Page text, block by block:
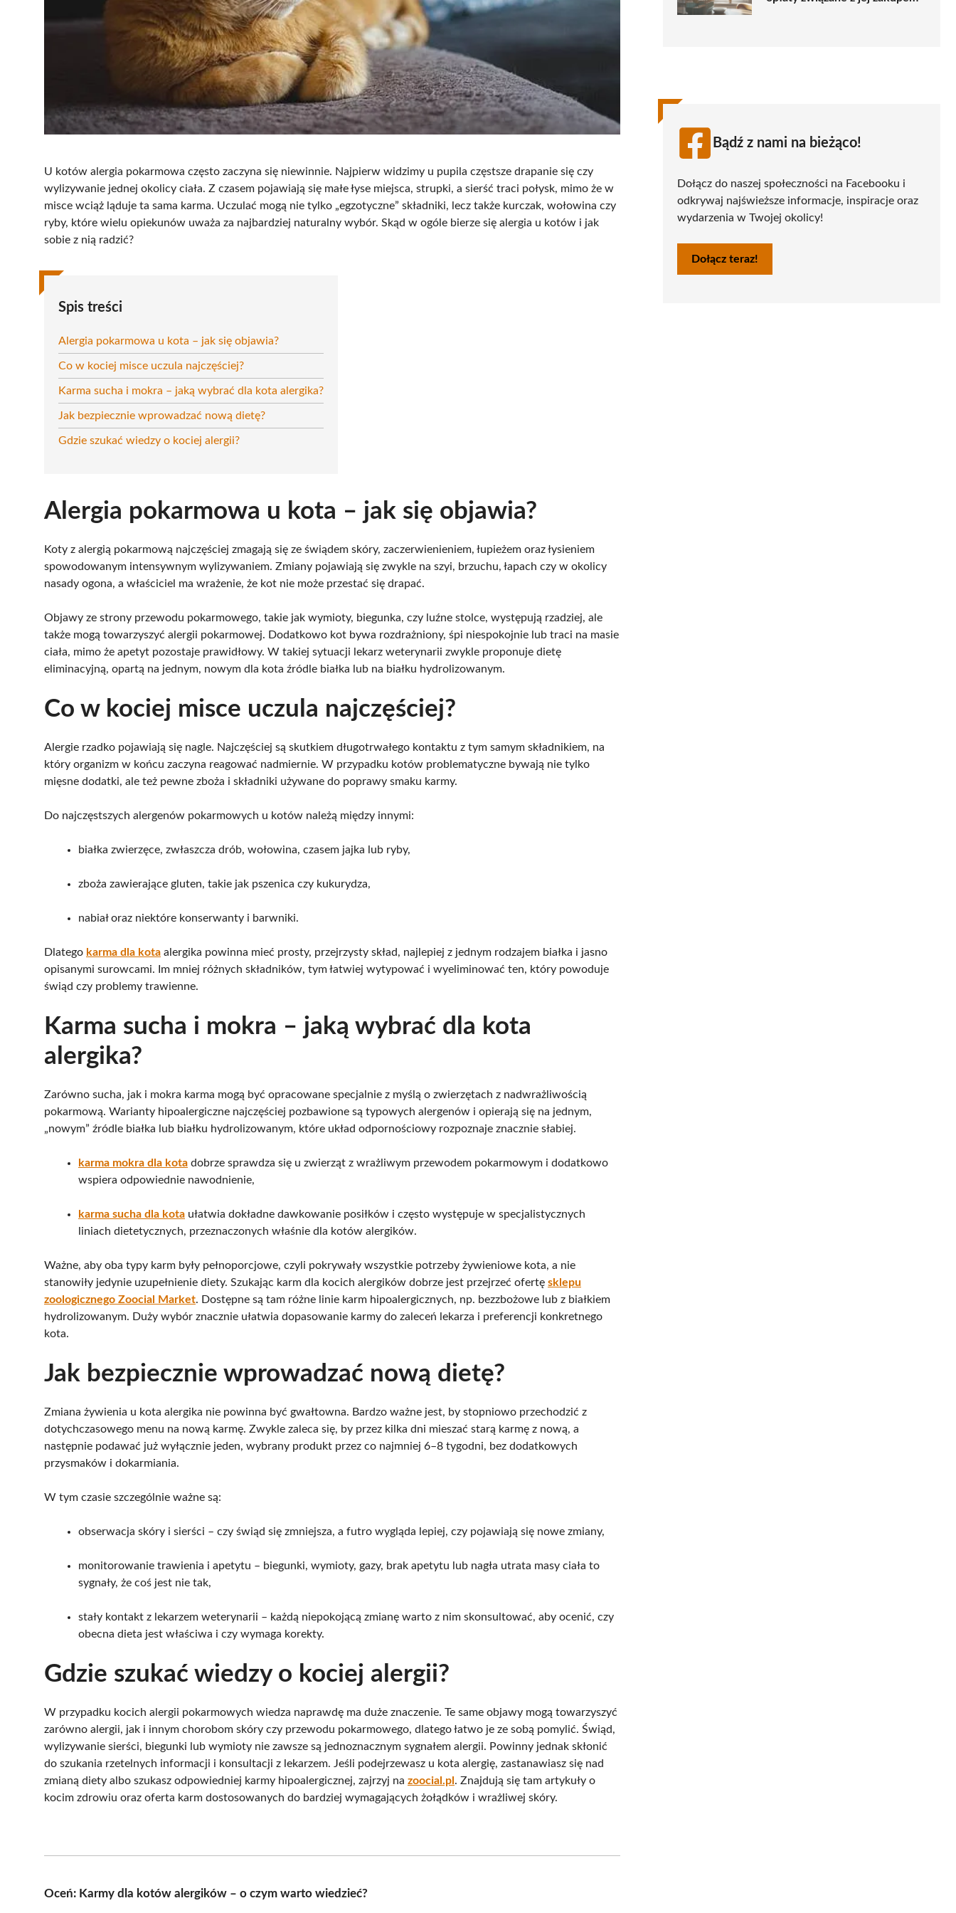
U kotów alergia pokarmowa często zaczyna się niewinnie. Najpierw widzimy u pupila częstsze drapanie się czy
wylizywanie jednej okolicy ciała. Z czasem pojawiają się małe łyse miejsca, strupki, a sierść traci połysk, mimo że w
misce wciąż ląduje ta sama karma. Uczulać mogą nie tylko „egzotyczne” składniki, lecz także kurczak, wołowina czy
ryby, które wielu opiekunów uważa za najbardziej naturalny wybór. Skąd w ogóle bierze się alergia u kotów i jak
sobie z nią radzić?
Spis treści
Alergia pokarmowa u kota – jak się objawia?
Co w kociej misce uczula najczęściej?
Karma sucha i mokra – jaką wybrać dla kota alergika?
Jak bezpiecznie wprowadzać nową dietę?
Gdzie szukać wiedzy o kociej alergii?
Alergia pokarmowa u kota – jak się objawia?
Koty z alergią pokarmową najczęściej zmagają się ze świądem skóry, zaczerwienieniem, łupieżem oraz łysieniem
spowodowanym intensywnym wylizywaniem. Zmiany pojawiają się zwykle na szyi, brzuchu, łapach czy w okolicy
nasady ogona, a właściciel ma wrażenie, że kot nie może przestać się drapać.
Objawy ze strony przewodu pokarmowego, takie jak wymioty, biegunka, czy luźne stolce, występują rzadziej, ale
także mogą towarzyszyć alergii pokarmowej. Dodatkowo kot bywa rozdrażniony, śpi niespokojnie lub traci na masie
ciała, mimo że apetyt pozostaje prawidłowy. W takiej sytuacji lekarz weterynarii zwykle proponuje dietę
eliminacyjną, opartą na jednym, nowym dla kota źródle białka lub na białku hydrolizowanym.
Co w kociej misce uczula najczęściej?
Alergie rzadko pojawiają się nagle. Najczęściej są skutkiem długotrwałego kontaktu z tym samym składnikiem, na
który organizm w końcu zaczyna reagować nadmiernie. W przypadku kotów problematyczne bywają nie tylko
mięsne dodatki, ale też pewne zboża i składniki używane do poprawy smaku karmy.
Do najczęstszych alergenów pokarmowych u kotów należą między innymi:
białka zwierzęce, zwłaszcza drób, wołowina, czasem jajka lub ryby,
zboża zawierające gluten, takie jak pszenica czy kukurydza,
nabiał oraz niektóre konserwanty i barwniki.
Dlatego karma dla kota alergika powinna mieć prosty, przejrzysty skład, najlepiej z jednym rodzajem białka i jasno
opisanymi surowcami. Im mniej różnych składników, tym łatwiej wytypować i wyeliminować ten, który powoduje
świąd czy problemy trawienne.
Karma sucha i mokra – jaką wybrać dla kota
alergika?
Zarówno sucha, jak i mokra karma mogą być opracowane specjalnie z myślą o zwierzętach z nadwrażliwością
pokarmową. Warianty hipoalergiczne najczęściej pozbawione są typowych alergenów i opierają się na jednym,
„nowym” źródle białka lub białku hydrolizowanym, które układ odpornościowy rozpoznaje znacznie słabiej.
karma mokra dla kota dobrze sprawdza się u zwierząt z wrażliwym przewodem pokarmowym i dodatkowo
wspiera odpowiednie nawodnienie,
karma sucha dla kota ułatwia dokładne dawkowanie posiłków i często występuje w specjalistycznych
liniach dietetycznych, przeznaczonych właśnie dla kotów alergików.
Ważne, aby oba typy karm były pełnoporcjowe, czyli pokrywały wszystkie potrzeby żywieniowe kota, a nie
stanowiły jedynie uzupełnienie diety. Szukając karm dla kocich alergików dobrze jest przejrzeć ofertę sklepu
zoologicznego Zoocial Market. Dostępne są tam różne linie karm hipoalergicznych, np. bezzbożowe lub z białkiem
hydrolizowanym. Duży wybór znacznie ułatwia dopasowanie karmy do zaleceń lekarza i preferencji konkretnego
kota.
Jak bezpiecznie wprowadzać nową dietę?
Zmiana żywienia u kota alergika nie powinna być gwałtowna. Bardzo ważne jest, by stopniowo przechodzić z
dotychczasowego menu na nową karmę. Zwykle zaleca się, by przez kilka dni mieszać starą karmę z nową, a
następnie podawać już wyłącznie jeden, wybrany produkt przez co najmniej 6–8 tygodni, bez dodatkowych
przysmaków i dokarmiania.
W tym czasie szczególnie ważne są:
obserwacja skóry i sierści – czy świąd się zmniejsza, a futro wygląda lepiej, czy pojawiają się nowe zmiany,
monitorowanie trawienia i apetytu – biegunki, wymioty, gazy, brak apetytu lub nagła utrata masy ciała to
sygnały, że coś jest nie tak,
stały kontakt z lekarzem weterynarii – każdą niepokojącą zmianę warto z nim skonsultować, aby ocenić, czy
obecna dieta jest właściwa i czy wymaga korekty.
Gdzie szukać wiedzy o kociej alergii?
W przypadku kocich alergii pokarmowych wiedza naprawdę ma duże znaczenie. Te same objawy mogą towarzyszyć
zarówno alergii, jak i innym chorobom skóry czy przewodu pokarmowego, dlatego łatwo je ze sobą pomylić. Świąd,
wylizywanie sierści, biegunki lub wymioty nie zawsze są jednoznacznym sygnałem alergii. Powinny jednak skłonić
do szukania rzetelnych informacji i konsultacji z lekarzem. Jeśli podejrzewasz u kota alergię, zastanawiasz się nad
zmianą diety albo szukasz odpowiedniej karmy hipoalergicznej, zajrzyj na zoocial.pl . Znajdują się tam artykuły o
kocim zdrowiu oraz oferta karm dostosowanych do bardziej wymagających żołądków i wrażliwej skóry.
Oceń: Karmy dla kotów alergików – o czym warto wiedzieć?
Bądź z nami na bieżąco!
Dołącz do naszej społeczności na Facebooku i
odkrywaj najświeższe informacje, inspiracje oraz
wydarzenia w Twojej okolicy!
Dołącz teraz!